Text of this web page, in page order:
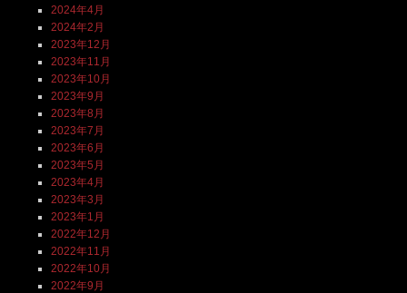
2024年4月
2024年2月
2023年12月
2023年11月
2023年10月
2023年9月
2023年8月
2023年7月
2023年6月
2023年5月
2023年4月
2023年3月
2023年1月
2022年12月
2022年11月
2022年10月
2022年9月